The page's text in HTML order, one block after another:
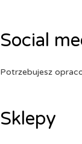
Social
Potrzebujesz
Sklepy